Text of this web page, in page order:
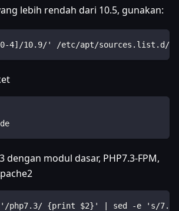
lebih rendah dari 10.5, gunakan:
4]/10.9/' /etc/apt/sources.list.d/
dengan modul dasar, PHP7.3-FPM,
'/php7.3/ {print $2}' | sed -e 's/